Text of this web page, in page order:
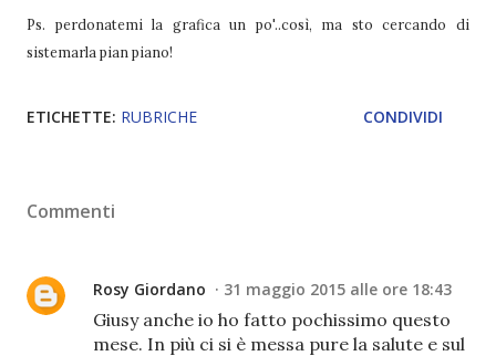
Ps. perdonatemi la grafica un po'..così, ma sto cercando di
sistemarla pian piano!
ETICHETTE: RUBRICHE CONDIVIDI
Commenti
Rosy Giordano 31 maggio 2015 alle ore 18:43
Giusy anche io ho fatto pochissimo questo
mese. In più ci si è messa pure la salute e sul